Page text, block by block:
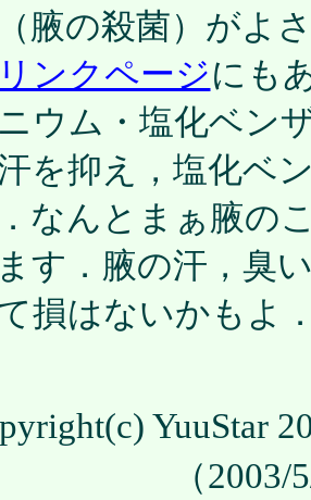
腋の殺菌）がよ
リンクページにも
ウム・塩化ベン
を抑え，塩化ベ
なんとまぁ腋の
す．腋の汗，臭
損はないかもよ
YuuStar
（